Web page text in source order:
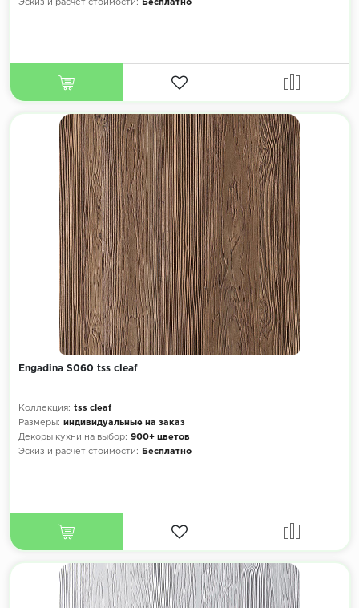
Эскиз и расчет стоимости: Бесплатно
Engadina S060 tss cleaf
Коллекция: tss cleaf
Размеры: индивидуальные на заказ
Декоры кухни на выбор: 900+ цветов
Эскиз и расчет стоимости:
Бесплатно